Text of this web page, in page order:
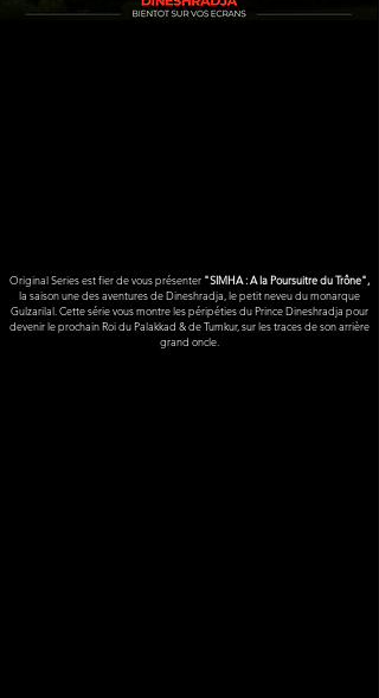
Original Series est fier de vous présenter "SIMHA : A la Poursuitre du Trône",
la saison une des aventures de Dineshradja, le petit neveu du monarque
Gulzarilal. Cette série vous montre les péripéties du Prince Dineshradja pour
devenir le prochain Roi du Palakkad & de Tumkur, sur les traces de son arrière
grand oncle.